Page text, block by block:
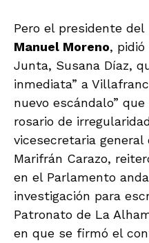
Pero el presidente del
Manuel Moreno,
Junta, Susana Díaz,
inmediata” a
nuevo escándalo”
rosario de
vicesecretaria general
Marifrán Carazo,
en el Parlamento
investigación para
Patronato de La
en que se firmó el